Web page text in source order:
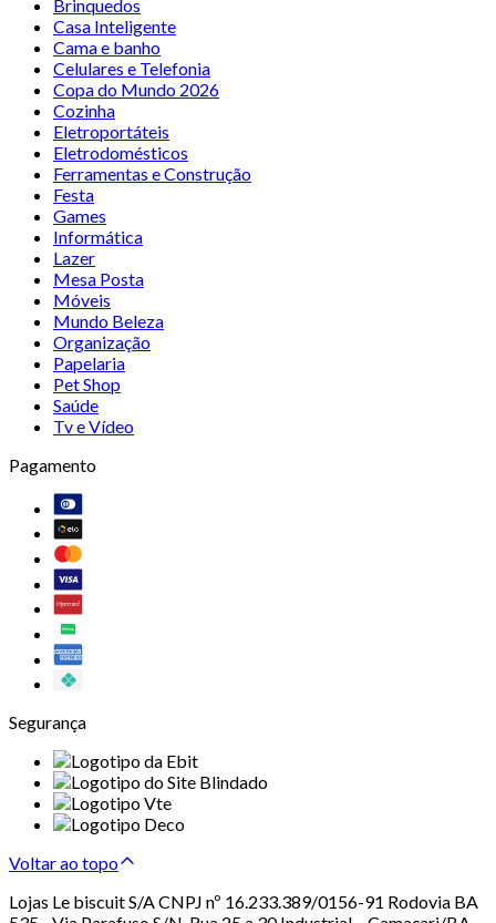
Brinquedos
Casa Inteligente
Cama e banho
Celulares e Telefonia
Copa do Mundo 2026
Cozinha
Eletroportáteis
Eletrodomésticos
Ferramentas e Construção
Festa
Games
Informática
Lazer
Mesa Posta
Móveis
Mundo Beleza
Organização
Papelaria
Pet Shop
Saúde
Tv e Vídeo
Pagamento
Segurança
Voltar ao topo
Lojas Le biscuit S/A CNPJ nº 16.233.389/0156-91 Rodovia BA